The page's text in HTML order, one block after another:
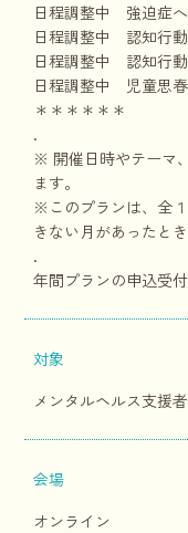
日程調整中 強迫症
日程調整中 認知行
日程調整中 認知行
日程調整中 児童思
＊＊＊＊＊＊
.
※ 開催日時やテーマ
ます。
※このプランは、全
きない月があったと
.
年間プランの申込受
対象
メンタルヘルス支援
会場
オンライン